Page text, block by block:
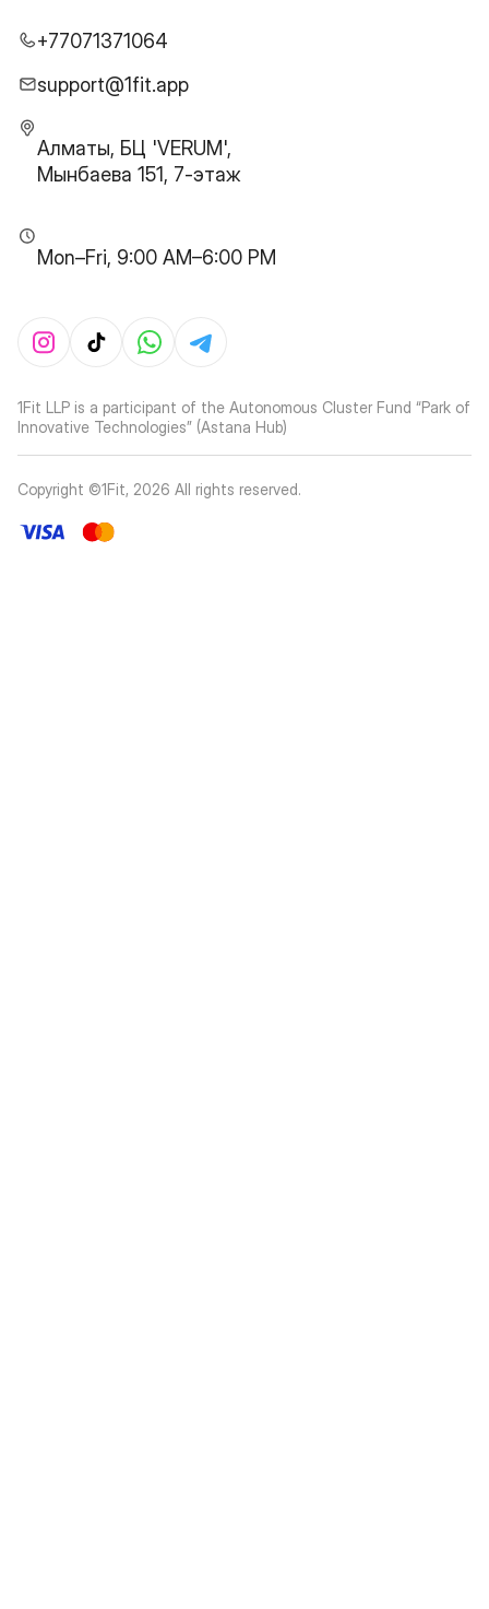
+77071371064
support@1fit.app
Алматы, БЦ 'VERUM',
Мынбаева 151, 7-этаж
Mon–Fri, 9:00 AM–6:00 PM
1Fit LLP is a participant of the Autonomous Cluster Fund “Park of
Innovative Technologies” (Astana Hub)
Copyright ©1Fit, 2026 All rights reserved.